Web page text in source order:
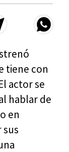
tiene con
actor se
hablar de
en
sus